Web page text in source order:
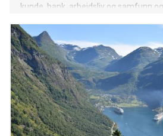
kunde, bank, arbeidsliv og samfunn